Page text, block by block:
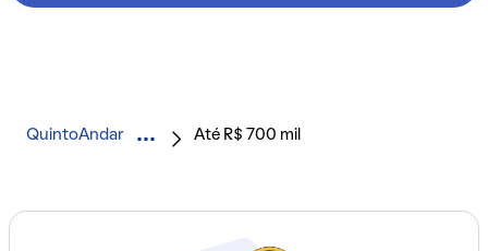
QuintoAndar Até R$ 700 mil